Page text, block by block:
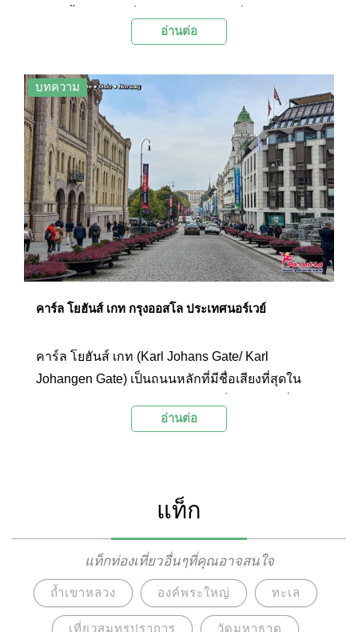
พระราชวังแห่งนี้ยังคงเป็นที่ประทับอย่างเป็นทางการ
อ่านต่อ
บทความ
คาร์ล โยฮันส์ เกท กรุงออสโล ประเทศนอร์เวย์
คาร์ล โยฮันส์ เกท (Karl Johans Gate/ Karl
Johangen Gate) เป็นถนนหลักที่มีชื่อเสียงที่สุดใน
ท่องเที่ยวทุกคนไม่ควรพลาดในการเดินทางสำรวจ
ค้า คาเฟ่ สถานที่ท่องเที่ยว และกิจกรรมต่างๆ ที่น่า
สนใจ
อ่านต่อ
แท็ก
แท็กท่องเที่ยวอื่นๆที่คุณอาจสนใจ
ถ้ำเขาหลวง องค์พระใหญ่ ทะเล
เที่ยวสมุทรปราการ วัดมหาธาตุ